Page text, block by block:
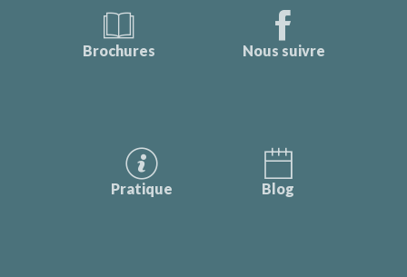
Brochures Nous suivre
Pratique Blog